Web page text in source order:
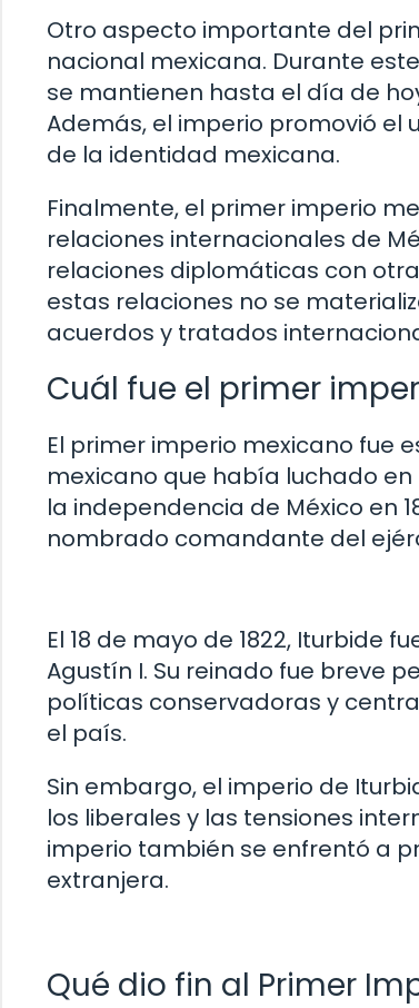
Otro aspecto importante del
nacional mexicana. Durante
se mantienen hasta el día de
Además, el imperio promovió
de la identidad mexicana.
Finalmente, el primer imperio
relaciones internacionales de
relaciones diplomáticas con
estas relaciones no se
acuerdos y tratados
Cuál fue el primer
El primer imperio mexicano fue
mexicano que había luchado
la independencia de México en
nombrado comandante del
El 18 de mayo de 1822, Iturbide
Agustín I. Su reinado fue breve
políticas conservadoras y
el país.
Sin embargo, el imperio de
los liberales y las tensiones
imperio también se enfrentó a
extranjera.
Qué dio fin al Primer